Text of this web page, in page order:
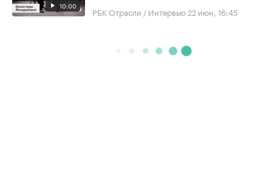
10:00 РБК Отрасли / Интервью 22 июн, 16:45